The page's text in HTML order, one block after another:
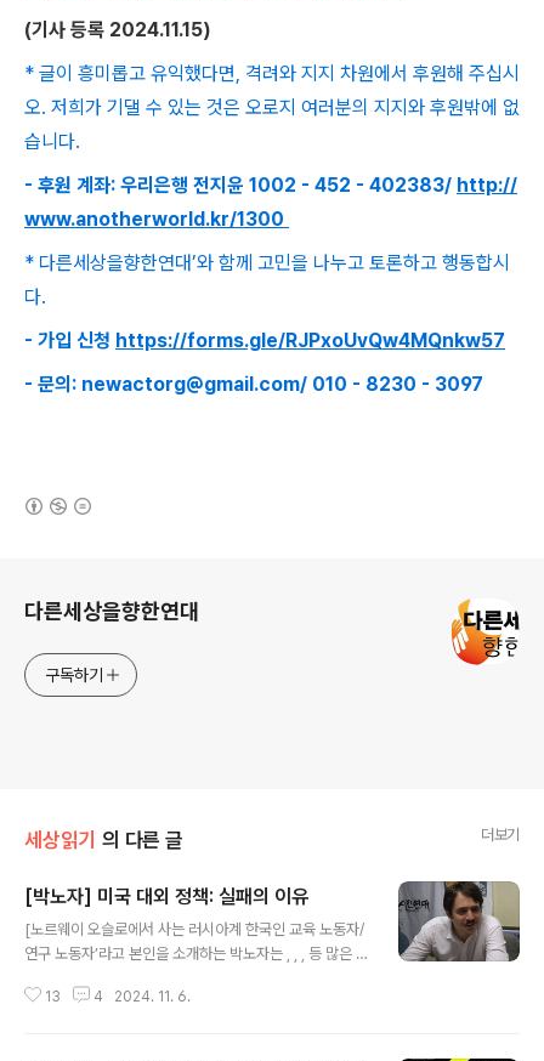
(기사 등록 2024.11.15)
* 글이 흥미롭고 유익했다면, 격려와 지지 차원에서 후원해 주십시
오. 저희가 기댈 수 있는 것은 오로지 여러분의 지지와 후원밖에 없
습니다.
- 후원 계좌: 우리은행 전지윤 1002 - 452 - 402383/ http://
www.anotherworld.kr/1300
* 다른세상을향한연대’와 함께 고민을 나누고 토론하고 행동합시
다.
- 가입 신청 https://forms.gle/RJPxoUvQw4MQnkw57
- 문의: newactorg@gmail.com/ 010 - 8230 - 3097
다른세상을향한연대
구독하기
세상읽기 의 다른 글 더보기
[박노자] 미국 대외 정책: 실패의 이유
[노르웨이 오슬로에서 사는 러시아계 한국인 교육 노동자/
연구 노동자’라고 본인을 소개하는 박노자는 , , , 등 많은 책
naver.com/vladimir_tikhonov)을 다시 옮겨서 실을
13 4 2024. 11. 6.